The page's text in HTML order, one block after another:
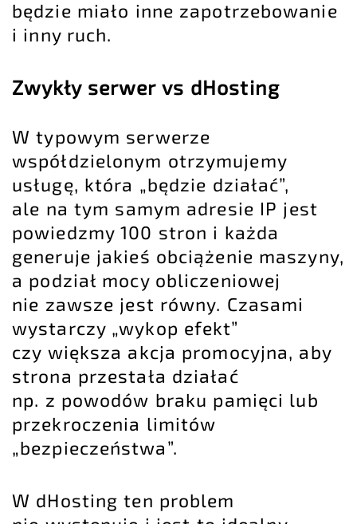
będzie miało inne zapotrzebowanie
i inny ruch.
Zwykły serwer vs dHosting
W typowym serwerze
współdzielonym otrzymujemy
usługę, która „będzie działać”,
ale na tym samym adresie IP jest
powiedzmy 100 stron i każda
generuje jakieś obciążenie maszyny,
a podział mocy obliczeniowej
nie zawsze jest równy. Czasami
wystarczy „wykop efekt”
czy większa akcja promocyjna, aby
strona przestała działać
np. z powodów braku pamięci lub
przekroczenia limitów
„bezpieczeństwa”.
W dHosting ten problem